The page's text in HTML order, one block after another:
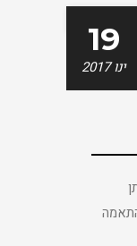
19
ינו 2017